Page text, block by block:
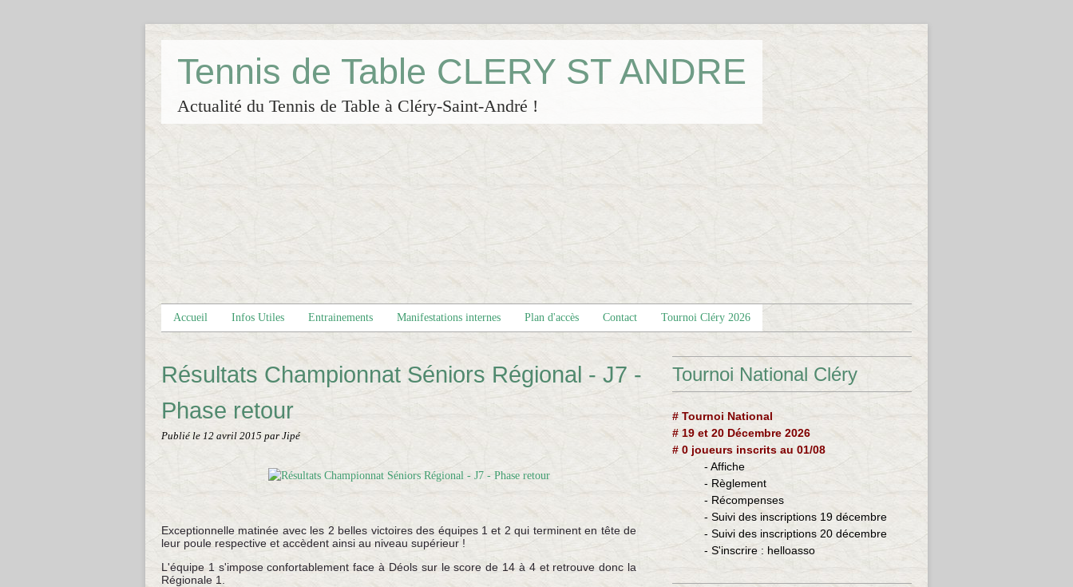
Tennis de Table CLERY ST ANDRE
Actualité du Tennis de Table à Cléry-Saint-André !
Accueil Infos Utiles Entrainements Manifestations internes Plan d'accès Contact Tournoi Cléry 2026
Résultats Championnat Séniors Régional - J7 -
Phase retour
Publié le 12 avril 2015 par Jipé
Exceptionnelle matinée avec les 2 belles victoires des équipes 1 et 2 qui terminent en tête de
leur poule respective et accèdent ainsi au niveau supérieur !
L'équipe 1 s'impose confortablement face à Déols sur le score de 14 à 4 et retrouve donc la
Régionale 1.
Tournoi National Cléry
# Tournoi National
# 19 et 20 Décembre 2026
# 0 joueurs inscrits au 01/08
- Affiche
- Règlement
- Récompenses
- Suivi des inscriptions 19 décembre
- Suivi des inscriptions 20 décembre
- S'inscrire : helloasso